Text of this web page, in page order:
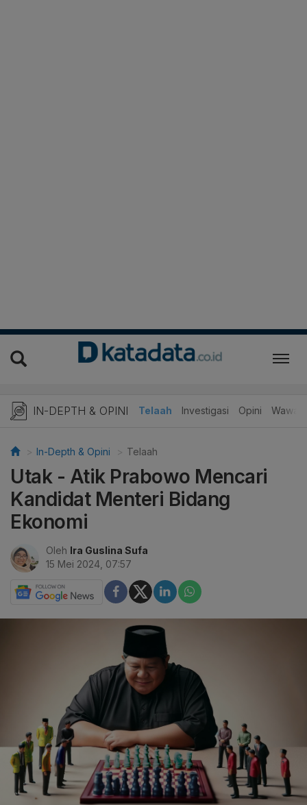
IN-DEPTH & OPINI Telaah Investigasi Opini
In-Depth & Opini Telaah
Utak - Atik Prabowo Mencari
Kandidat Menteri Bidang
Ekonomi
Oleh Ira Guslina Sufa
15 Mei 2024, 07:57